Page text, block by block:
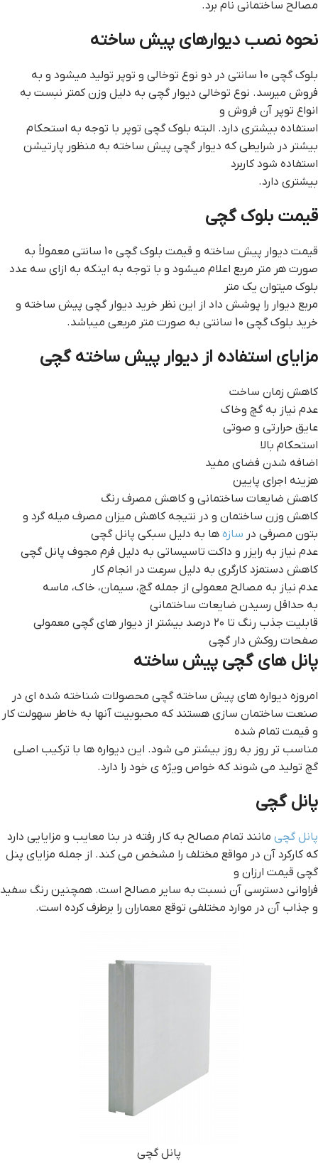
مصالح ساختمانی نام برد.
نحوه نصب ديوارهاي پيش ساخته
بلوک گچی 10 سانتی در دو نوع توخالی و توپر تولید میشود و به
فروش میرسد. نوع توخالی دیوار گچی به دلیل وزن کمتر نبست به
انواع توپر آن فروش و
استفاده بیشتری دارد. البته بلوک گچی توپر با توجه به استحکام
بیشتر در شرایطی که دیوار گچی پیش ساخته به منظور پارتیشن
استفاده شود کاربرد
بیشتری دارد.
قیمت بلوک گچی
قیمت دیوار پیش ساخته و قیمت بلوک گچی 10 سانتی معمولاً به
صورت هر متر مربع اعلام میشود و با توجه به اینکه به ازای سه عدد
بلوک میتوان یک متر
مربع دیوار را پوشش داد از این نظر خرید دیوار گچی پیش ساخته و
خرید بلوک گچی 10 سانتی به صورت متر مربعی میباشد.
مزایای استفاده از دیوار پیش ساخته گچی
كاهش زمان ساخت
عدم نياز به گچ وخاك
عايق حرارتي و صوتي
استحكام بالا
اضافه شدن فضاي مفيد
هزينه اجراي پايين
كاهش ضايعات ساختماني و كاهش مصرف رنگ
كاهش وزن ساختمان و در نتيجه كاهش ميزان مصرف ميله گرد و
بتون مصرفي در سازه ها به دليل سبكي پانل گچی
عدم نياز به رايزر و داكت تاسيساتي به دليل فرم مجوف پانل گچی
كاهش دستمزد كارگري به دليل سرعت در انجام كار
عدم نياز به مصالح معمولي از جمله گچ، سيمان،‌ خاك،‌ ماسه
به حداقل رسيدن ضايعات ساختمانی
قابليت جذب رنگ تا ۲۰ درصد بیشتر از ديوار هاي گچي معمولی
صفحات روکش دار گچی
پانل هاي گچي پيش ساخته
امروزه دیواره های پیش ساخته گچی محصولات شناخته شده ای در
صنعت ساختمان سازی هستند که محبوبیت آنها به خاطر سهولت کار
و قیمت تمام شده
مناسب تر روز به روز بیشتر می شود. این دیواره ها با ترکیب اصلی
گچ تولید می شوند که خواص ویژه ی خود را دارد.
پانل گچی
پانل گچی مانند تمام مصالح به کار رفته در بنا معایب و مزایایی دارد
که کارکرد آن در مواقع مختلف را مشخص می کند. از جمله مزایای پنل
گچی قیمت ارزان و
فراوانی دسترسی آن نسبت به سایر مصالح است. همچنین رنگ سفید
و جذاب آن در موارد مختلفی توقع معماران را برطرف کرده است.
پانل گچی